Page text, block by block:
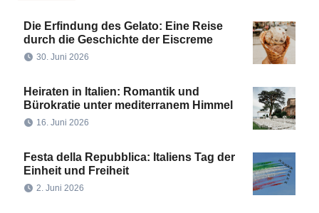
Die Erfindung des Gelato: Eine Reise
durch die Geschichte der Eiscreme
30. Juni 2026
Heiraten in Italien: Romantik und
Bürokratie unter mediterranem Himmel
16. Juni 2026
Festa della Repubblica: Italiens Tag der
Einheit und Freiheit
2. Juni 2026